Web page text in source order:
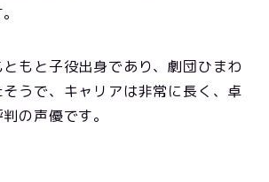
もと子役出身であり、劇団ひまわ
うで、キャリアは非常に長く、卓
の声優です。